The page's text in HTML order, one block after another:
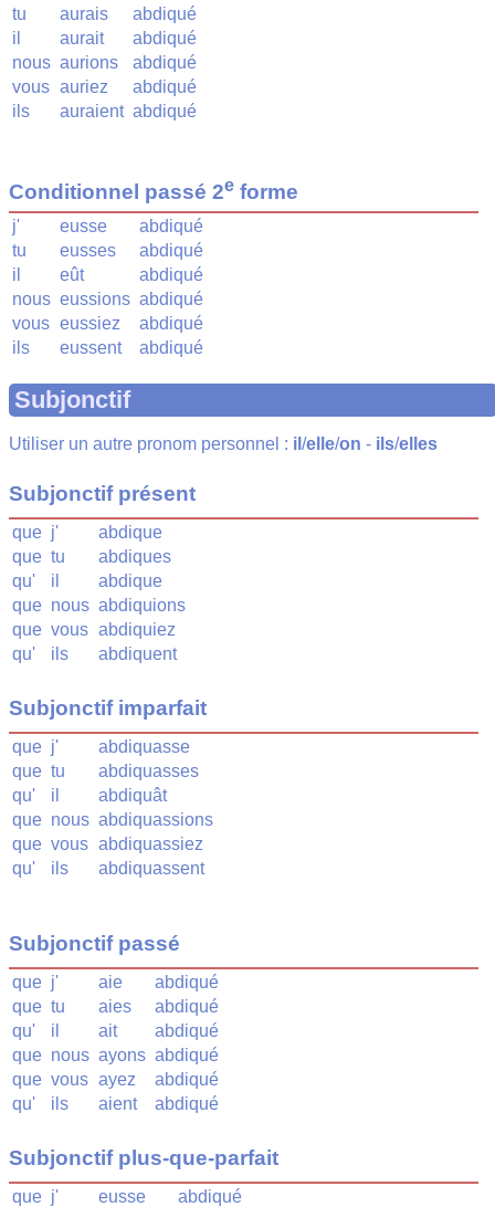
tu aurais
abdiqué
il
aurait
abdiqué
nous aurions
abdiqué
vous auriez
abdiqué
ils
auraient abdiqué
Conditionnel passé 2e forme
j' eusse
abdiqué
tu
eusses
abdiqué
il
eût
abdiqué
nous eussions abdiqué
vous eussiez
abdiqué
ils
eussent abdiqué
Subjonctif
Utiliser un autre pronom personnel : il /elle/on - ils/elles
Subjonctif présent
que j'
abdique
que tu
abdiques
qu'
il
abdique
que nous abdiquions
que vous abdiquiez
qu'
ils abdiquent
Subjonctif imparfait
que j'
abdiquasse
que tu
abdiquasses
qu'
il
abdiquât
que nous abdiquassions
que vous abdiquassiez
qu'
ils abdiquassent
Subjonctif passé
que j' aie
abdiqué
que tu aies
abdiqué
qu'
il ait
abdiqué
que nous ayons abdiqué
que vous ayez
abdiqué
qu'
ils aient abdiqué
Subjonctif plus-que-parfait
que j' eusse
abdiqué